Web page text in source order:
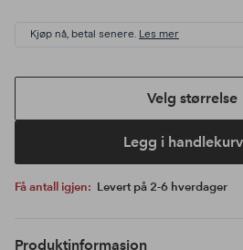
Kjøp nå, betal senere. Les mer
Velg størrelse
Legg i handlekurv
Få antall igjen: Levert på 2-6 hverdager
Produktinformasjon